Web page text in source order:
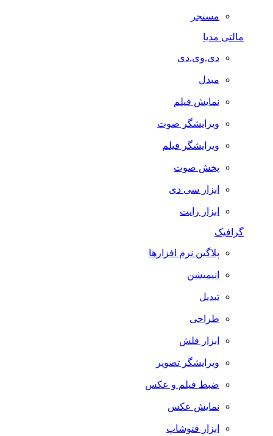
مسنجر
مالتی مدیا
دی.وی.دی
مبدل
نمایش فیلم
ویرایشگر صوت
ویرایشگر فیلم
پخش صوت
ابزار سی دی
ابزار رایت
گرافیک
پلاگین نرم افزارها
انیمیشن
تبدیل
طراحی
ابزار فلش
ویرایشگر تصویر
ضبط فيلم و عكس
نمایش عکس
ابزار فتوشاپ